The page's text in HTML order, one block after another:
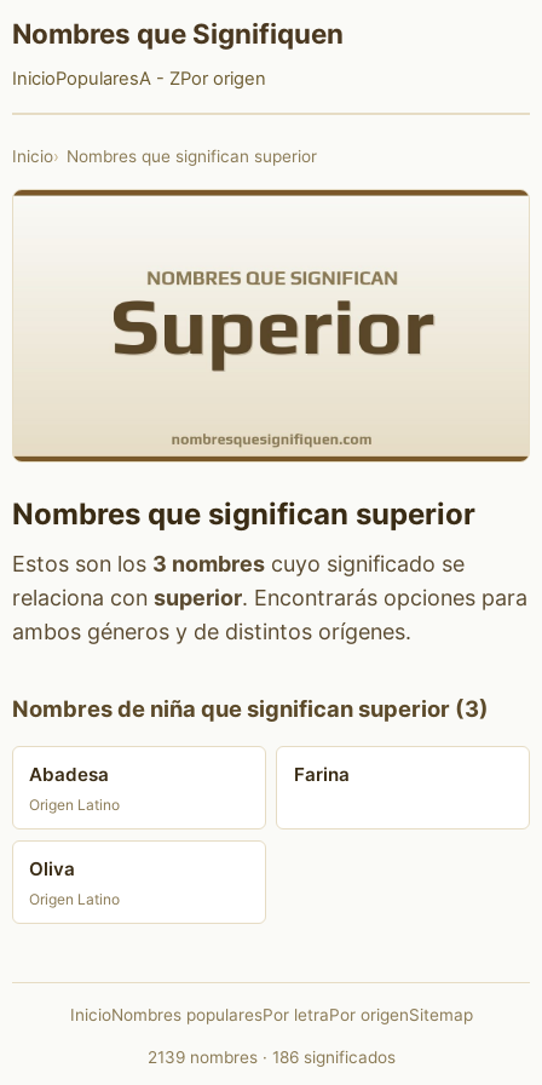
Nombres que Signifiquen
InicioPopularesA - ZPor origen
Inicio Nombres que significan superior
Nombres que significan superior
Estos son los 3 nombrescuyo significado se
relaciona con superior. Encontrarás opciones para
ambos géneros y de distintos orígenes.
Nombres de niña que significan superior (3)
Abadesa
Origen Latino
Farina
Oliva
Origen Latino
InicioNombres popularesPor letraPor origenSitemap
2139 nombres · 186 significados